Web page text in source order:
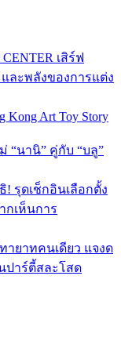
CENTER เสิร์ฟ
ละพลังของการแต่ง
Art Toy Story
“นานิ” คู่กับ “บลู”
รุดเช็กอินเลือกตั้ง
กเห็นการ
ายาทคนเดียว แจงด
ปาร์ตี้สละโสด